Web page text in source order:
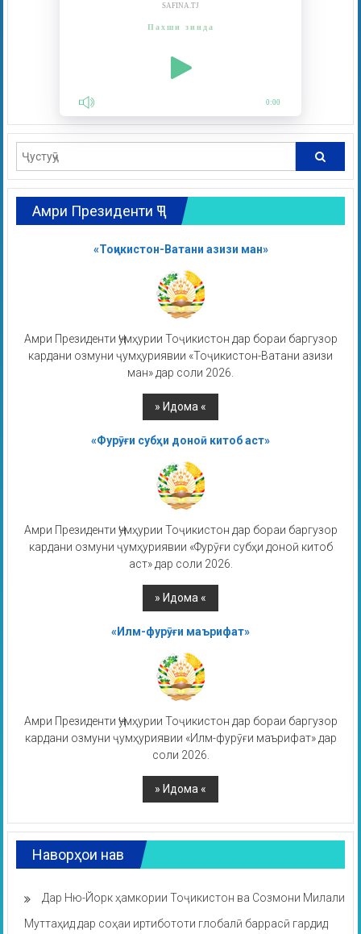
SAFINA.TJ
Пахши зинда
0:00
Амри Президенти ҶТ
«Тоҷикистон-Ватани азизи ман»
Амри Президенти Ҷумҳурии Тоҷикистон дар бораи баргузор
кардани озмуни ҷумҳуриявии «Тоҷикистон-Ватани азизи
ман» дар соли 2026.
«Фурӯғи субҳи доноӣ китоб аст»
Амри Президенти Ҷумҳурии Тоҷикистон дар бораи баргузор
кардани озмуни ҷумҳуриявии «Фурӯғи субҳи доноӣ китоб
аст» дар соли 2026.
«Илм-фурӯғи маърифат»
Амри Президенти Ҷумҳурии Тоҷикистон дар бораи баргузор
кардани озмуни ҷумҳуриявии «Илм-фурӯғи маърифат» дар
соли 2026.
Наворҳои нав
Дар Ню-Йорк ҳамкории Тоҷикистон ва Созмони Милали
Муттаҳид дар соҳаи иртибототи глобалӣ баррасӣ гардид